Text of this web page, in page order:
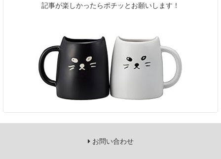
記事が楽しかったらポチッとお願いします！
お問い合わせ